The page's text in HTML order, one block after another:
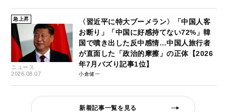
急上昇
ニュース
2026.08.07
〈習近平に特大ブーメラン〉「中国人客
お断り」「中国に好感持てない72%」韓
国で噴き出した反中感情…中国人旅行者
が直面した「政治的摩擦」の正体【2026
年7月バズり記事1位】
小倉健一
新着記事一覧を見る